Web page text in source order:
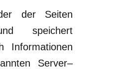
der Seiten
speichert
Informationen
Server–